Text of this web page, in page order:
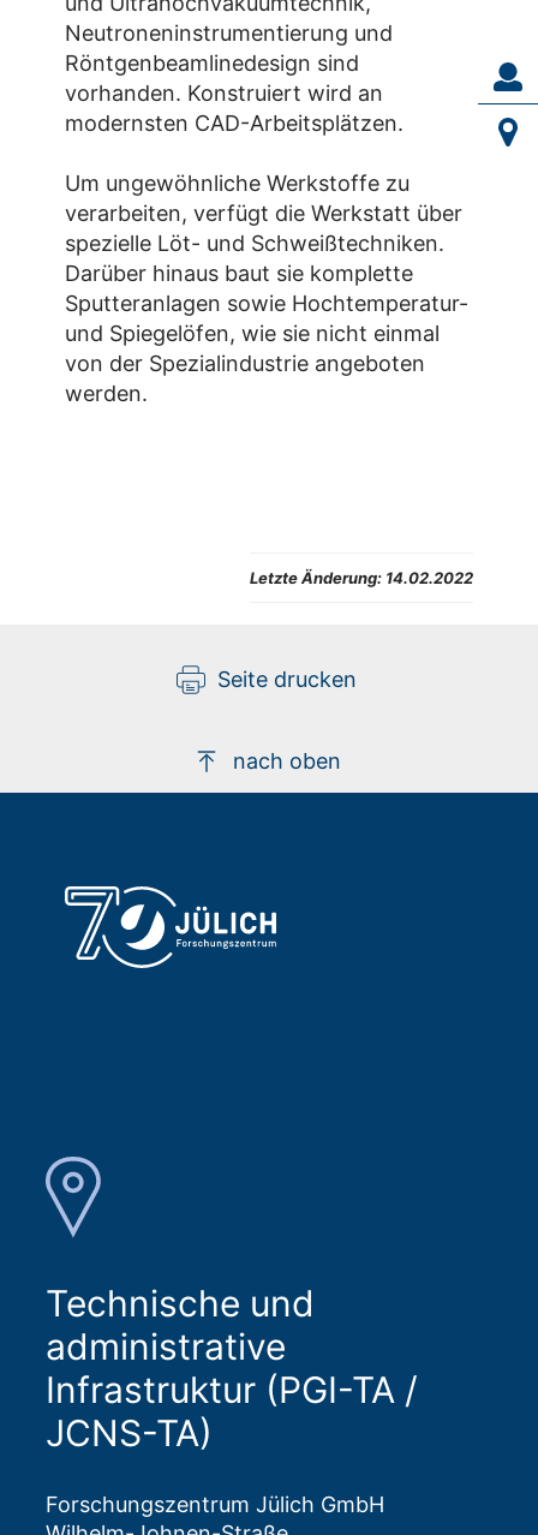
Neutroneninstrumentierung und
Röntgenbeamlinedesign sind
vorhanden. Konstruiert wird an
modernsten CAD-Arbeitsplätzen.
Um ungewöhnliche Werkstoffe zu
verarbeiten, verfügt die Werkstatt über
spezielle Löt- und Schweißtechniken.
Darüber hinaus baut sie komplette
Sputteranlagen sowie Hochtemperatur-
und Spiegelöfen, wie sie nicht einmal
von der Spezialindustrie angeboten
werden.
Letzte Änderung: 14.02.2022
Seite drucken
nach oben
Technische und
administrative
Infrastruktur (PGI-TA /
JCNS-TA)
Forschungszentrum Jülich GmbH